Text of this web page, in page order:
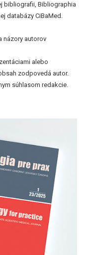
bibliografii, Bibliographia
databázy CiBaMed.
názory autorov
alebo
zodpovedá autor.
súhlasom redakcie.